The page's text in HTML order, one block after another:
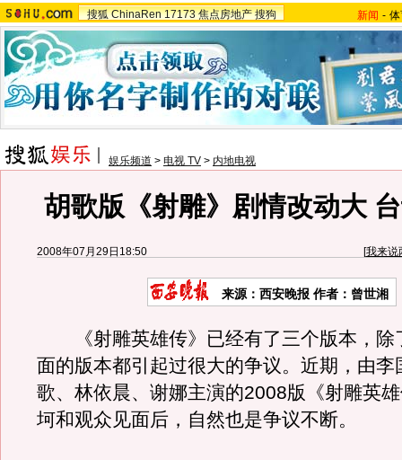
搜狐 ChinaRen 17173 焦点房地产 搜狗 新闻 -
娱乐频道 > 电视 TV > 内地电视
胡歌版《射雕》剧情改动大
2008年07月29日18:50 [我来说
来源：西安晚报 作者：曾世湘
《射雕英雄传》已经有了三个版本，除
面的版本都引起过很大的争议。近期，由李
歌、林依晨、谢娜主演的2008版《射雕英
坷和观众见面后，自然也是争议不断。